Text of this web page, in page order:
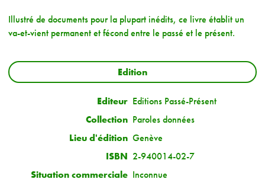
Illustré de documents pour la plupart inédits, ce livre établit un
va-et-vient permanent et fécond entre le passé et le présent.
Edition
Editeur Editions Passé-Présent
Collection Paroles données
Lieu d'édition Genève
ISBN 2-940014-02-7
Situation commerciale Inconnue